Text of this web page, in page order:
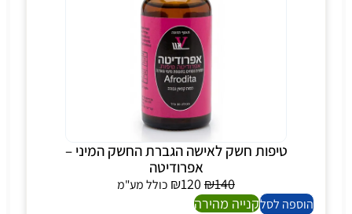
טיפות חשק לאישה הגברת החשק המיני –
אפרודיטה
₪140
₪120
כולל מע"מ
הוספה לסלקנייה מהירה